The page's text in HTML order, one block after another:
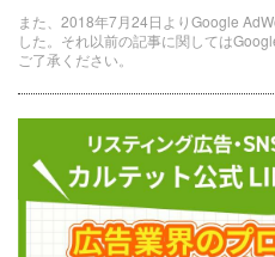
また、2018年7月24日よりGoogle
した。それ以前の記事に関しては
ご了承ください。